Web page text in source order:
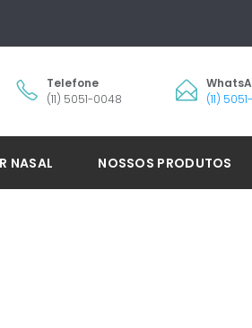
Telefone
(11) 5051-0048
(11)
NASAL NOSSOS PRODUTOS